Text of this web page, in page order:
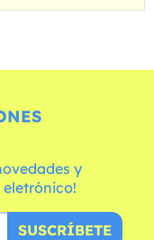
y
SUSCRÍBETE